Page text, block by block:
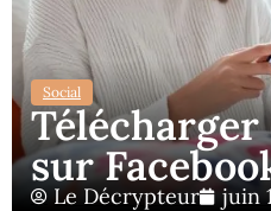
Social
Télécharger
sur
Le Décrypteur juin